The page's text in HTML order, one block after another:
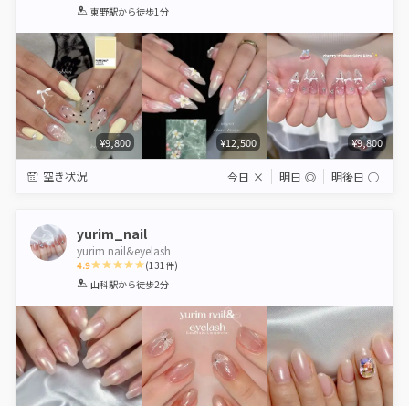
1 2 3 4 5
東野駅から徒歩1分
¥9,800 ¥12,500 ¥9,800
空き状況 今日 × 明日 ◎ 明後日 ◯
yurim_nail
yurim nail&eyelash
4.9
1 2 3 4 5
(131件)
山科駅から徒歩2分